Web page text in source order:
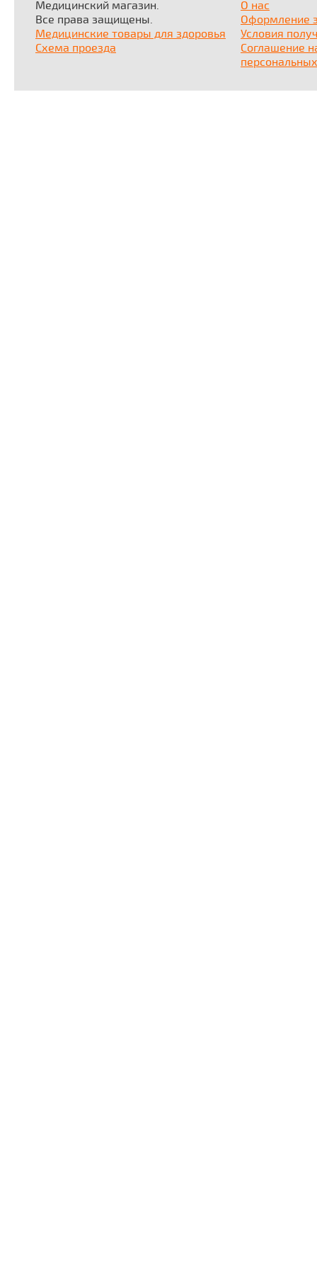
Медицинский магазин.
Все права защищены.
Медицинские товары для здоровья
Схема проезда
О нас
Оформление
Условия
Соглашение